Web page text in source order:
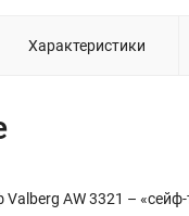
Характеристики
AW 3321 –